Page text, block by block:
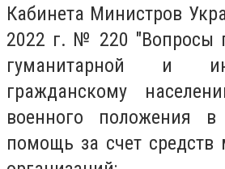
Кабинета Министров
2022 г. № 220 "Вопросы
гуманитарной и
гражданскому
военного положения
помощь за счет средств